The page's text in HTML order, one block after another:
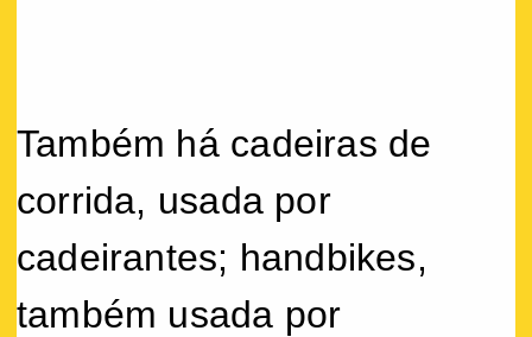
Também há cadeiras de
corrida, usada por
cadeirantes; handbikes,
também usada por